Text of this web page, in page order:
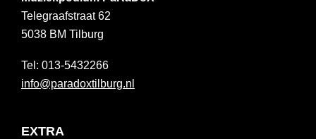
Telegraafstraat 62
5038 BM Tilburg
013-5432266
info@paradoxtilburg.nl
EXTRA